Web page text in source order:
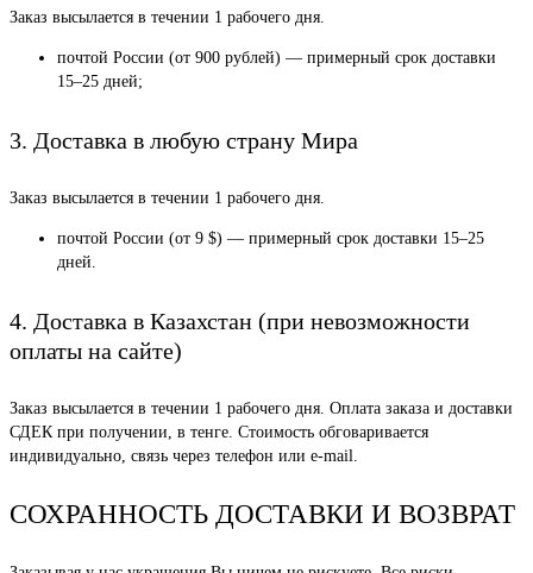
Заказ высылается в течении 1 рабочего дня.
почтой России (от 900 рублей) — примерный срок доставки
15–25 дней;
3. Доставка в любую страну Мира
Заказ высылается в течении 1 рабочего дня.
почтой России (от 9 $) — примерный срок доставки 15–25
дней.
4. Доставка в Казахстан (при невозможности
оплаты на сайте)
Заказ высылается в течении 1 рабочего дня. Оплата заказа и доставки
СДЕК при получении, в тенге. Стоимость обговаривается
индивидуально, связь через телефон или e-mail.
СОХРАННОСТЬ ДОСТАВКИ И ВОЗВРАТ